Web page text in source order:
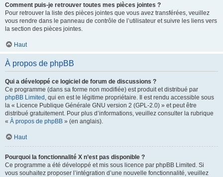
Comment puis-je retrouver toutes mes pièces jointes ?
Pour retrouver la liste des pièces jointes que vous avez transférées, veuillez
vous rendre dans le panneau de contrôle de l’utilisateur et suivre les liens vers
la section des pièces jointes.
Haut
À propos de phpBB
Qui a développé ce logiciel de forum de discussions ?
Ce programme (dans sa forme non modifiée) est produit et distribué par
phpBB Limited , qui en est le légitime propriétaire. Il est rendu accessible sous
la « Licence Publique Générale GNU version 2 (GPL-2.0) » et peut être
distribué gratuitement. Pour plus d’informations, veuillez consulter la rubrique
« À propos de phpBB » (en anglais).
Haut
Pourquoi la fonctionnalité X n’est pas disponible ?
Ce programme a été développé et mis sous licence par phpBB Limited. Si
vous souhaitez proposer l’intégration d’une nouvelle fonctionnalité, veuillez